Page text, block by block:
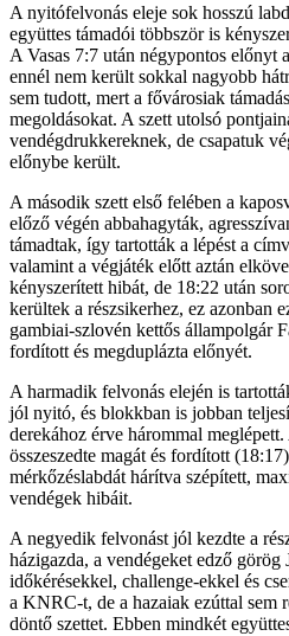
A nyitófelvonás eleje sok hosszú
együttes támadói többször is
A Vasas 7:7 után négypontos előnyt
ennél nem került sokkal nagyobb
sem tudott, mert a fővárosiak
megoldásokat. A szett utolsó
vendégdrukkereknek, de csapatuk
előnybe került.
A második szett első felében a
előző végén abbahagyták,
támadtak, így tartották a lépést a
valamint a végjáték előtt aztán
kényszerített hibát, de 18:22 után
kerültek a részsikerhez, ez azonban
gambiai-szlovén kettős állampolgár
fordított és megduplázta előnyét.
A harmadik felvonás elején is
jól nyitó, és blokkban is jobban
derekához érve hárommal
összeszedte magát és fordított
mérkőzéslabdát hárítva szépített,
vendégek hibáit.
A negyedik felvonást jól kezdte a
házigazda, a vendégeket edző görög
időkérésekkel, challenge-ekkel és
a KNRC-t, de a hazaiak ezúttal sem
döntő szettet. Ebben mindkét